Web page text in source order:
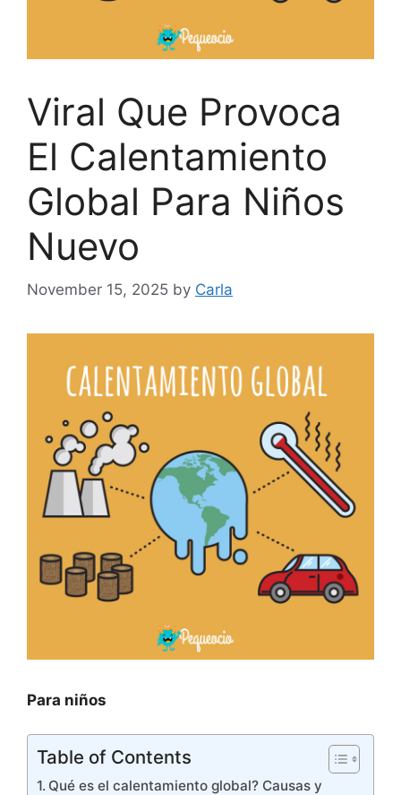
Viral Que Provoca
El Calentamiento
Global Para Niños
Nuevo
November 15, 2025 by Carla
Para niños
Table of Contents
Qué es el calentamiento global? Causas y